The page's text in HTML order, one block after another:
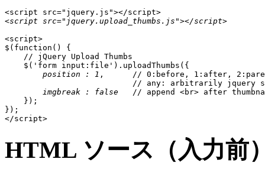
<script src="jquery.upload_thumbs.js"></script>
<script>
$(function() {
    // jQuery Upload Thumbs
    $('form input:file').uploadThumbs({
position : 1 ,      // 0:before, 1:after,
// any: arbitrarily jquery
imgbreak : false
// append <br> after
    });
});
</script>
HTML ソース（入力前